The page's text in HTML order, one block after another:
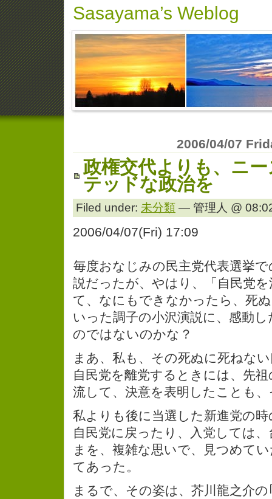
Sasayama’s Weblog
2006/04/07
政権交代よりも、ニ
テッドな政治を
Filed under: 未分類 — 管理人 @
2006/04/07(Fri) 17:09
毎度おなじみの民主党代表選挙
説だったが、やはり、「自民党
て、なにもできなかったら、死
いった調子の小沢演説に、感動
のではないのかな？
まあ、私も、その死ぬに死ねな
自民党を離党するときには、先
流して、決意を表明したことも
私よりも後に当選した新進党の
自民党に戻ったり、入党しては
まを、複雑な思いで、見つめて
てあった。
まるで、その姿は、芥川龍之介